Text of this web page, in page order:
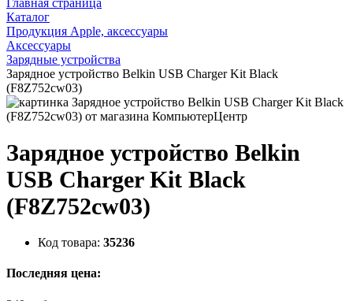
Главная страница
Каталог
Продукция Apple, аксессуары
Аксессуары
Зарядные устройства
Зарядное устройство Belkin USB Charger Kit Black
(F8Z752cw03)
Зарядное устройство Belkin
USB Charger Kit Black
(F8Z752cw03)
Код товара: 35236
Последняя цена: